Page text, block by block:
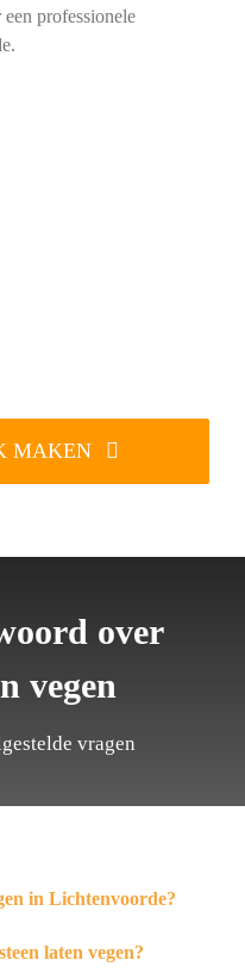
professionele
MAKEN
over
vegen
vragen
in Lichtenvoorde?
laten vegen?